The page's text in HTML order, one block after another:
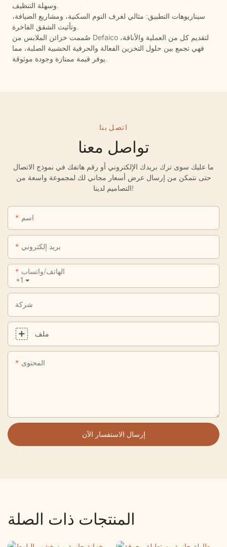
وسهلة التنظيف.
سيناريوهات التطبيق: مثالي لغرف النوم السكنية، ومشاريع الضيافة،
وتأثيث الشقق الفاخرة.
صُممت خزائن الملابس من Defaico لتقديم كل من العملية والأناقة،
فهي تجمع بين حلول التخزين الفعالة والحرفية الخشبية الصلبة، مما
يوفر قيمة ممتازة وجودة موثوقة.
اتصل بنا
تواصل معنا
ما عليك سوى ترك بريدك الإلكتروني أو رقم هاتفك في نموذج الاتصال
حتى نتمكن من إرسال عرض أسعار مجاني لك لمجموعة واسعة من
التصاميم لدينا!
اسم
بريد إلكتروني
+1
الهاتف/واتساب
شركة
ملف
المحتوى
إرسال الاستفسار الآن
المنتجات ذات الصلة